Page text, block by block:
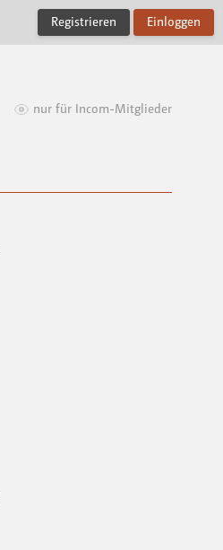
Registrieren Einloggen
nur für Incom-Mitglieder